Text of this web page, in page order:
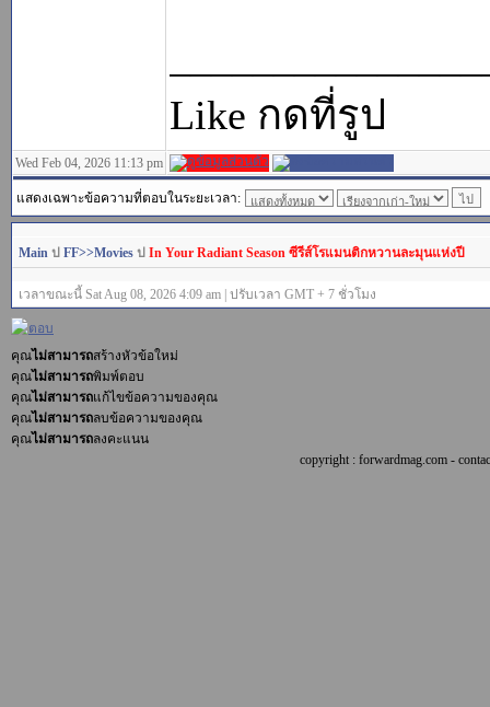
Like กดที่รูป
Wed Feb 04, 2026 11:13 pm
แสดงเฉพาะข้อความที่ตอบในระยะเวลา:
Main ป FF>>Movies ป In Your Radiant Season ซีรีส์โรแมนติกหวานละมุนแห่งปี
เวลาขณะนี้ Sat Aug 08, 2026 4:09 am | ปรับเวลา GMT + 7 ชั่วโมง
คุณไม่สามารถสร้างหัวข้อใหม่
คุณไม่สามารถพิมพ์ตอบ
คุณไม่สามารถแก้ไขข้อความของคุณ
คุณไม่สามารถลบข้อความของคุณ
คุณไม่สามารถลงคะแนน
copyright : forwardmag.com -